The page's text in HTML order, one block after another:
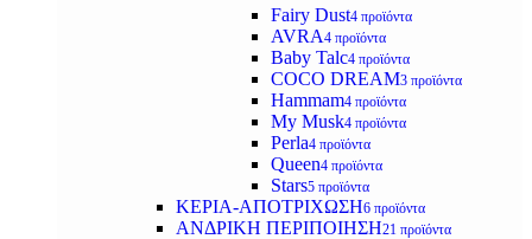
Fairy Dust4 προϊόντα
AVRA4 προϊόντα
Baby Talc4 προϊόντα
COCO DREAM3 προϊόντα
Hammam4 προϊόντα
My Musk4 προϊόντα
Perla4 προϊόντα
Queen4 προϊόντα
Stars5 προϊόντα
ΚΕΡΙΑ-ΑΠΟΤΡΙΧΩΣΗ6 προϊόντα
ΑΝΔΡΙΚΗ ΠΕΡΙΠΟΙΗΣΗ21 προϊόντα